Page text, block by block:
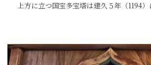
上方に立つ国宝多宝塔は建久５年（1194）